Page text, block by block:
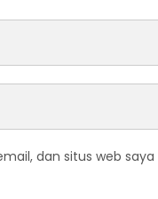
dan situs web